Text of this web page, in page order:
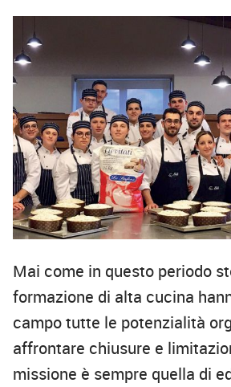
Mai come in questo periodo
formazione di alta cucina
campo tutte le potenzialità
affrontare chiusure e
missione è sempre quella di